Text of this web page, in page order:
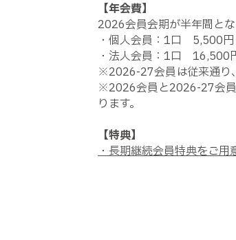
【年会費】
2026会員会期が半年間と
・個人会員：1口 5,500円
・法人会員：1口 16,500
※2026-27会員は従来通り
※2026会員と2026-27会員
ります。
【特典】
・長期継続会員特典をご用